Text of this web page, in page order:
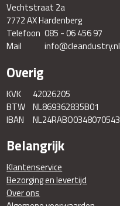
Vechtstraat 2a
7772 AX Hardenberg
Telefoon 085 - 06 456 97
Mail
info@cleandustry.nl
Overig
KVK
42026205
BTW NL869362835B01
IBAN
NL24RABO0348070543
Belangrijk
Klantenservice
Bezorging en levertijd
Over ons